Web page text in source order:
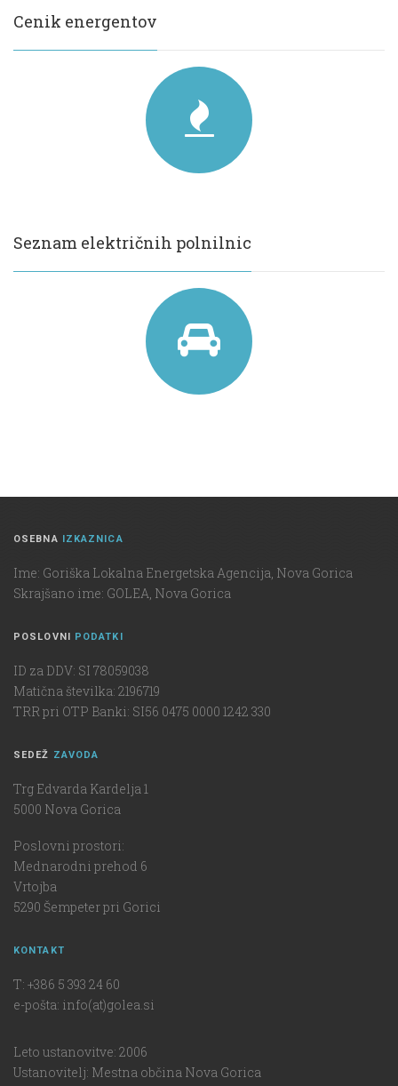
Cenik energentov
Seznam električnih polnilnic
OSEBNA IZKAZNICA
Ime: Goriška Lokalna Energetska Agencija, Nova Gorica
Skrajšano ime: GOLEA, Nova Gorica
POSLOVNI PODATKI
ID za DDV: SI 78059038
Matična številka: 2196719
TRR pri OTP Banki: SI56 0475 0000 1242 330
SEDEŽ ZAVODA
Trg Edvarda Kardelja 1
5000 Nova Gorica
Poslovni prostori:
Mednarodni prehod 6
Vrtojba
5290 Šempeter pri Gorici
KONTAKT
T: +386 5 393 24 60
e-pošta: info(at)golea.si
Leto ustanovitve: 2006
Ustanovitelj: Mestna občina Nova Gorica